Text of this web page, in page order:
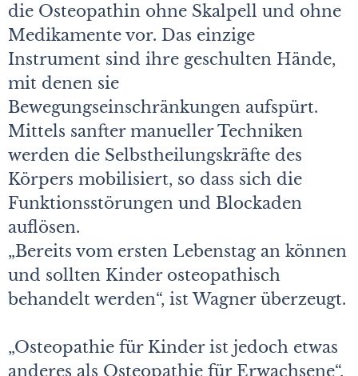
die Osteopathin ohne Skalpell und ohne
Medikamente vor. Das einzige
Instrument sind ihre geschulten Hände,
mit denen sie
Bewegungseinschränkungen aufspürt.
Mittels sanfter manueller Techniken
werden die Selbstheilungskräfte des
Körpers mobilisiert, so dass sich die
Funktionsstörungen und Blockaden
auflösen.
„Bereits vom ersten Lebenstag an können
und sollten Kinder osteopathisch
behandelt werden“, ist Wagner überzeugt.
„Osteopathie für Kinder ist jedoch etwas
anderes als Osteopathie für Erwachsene“,